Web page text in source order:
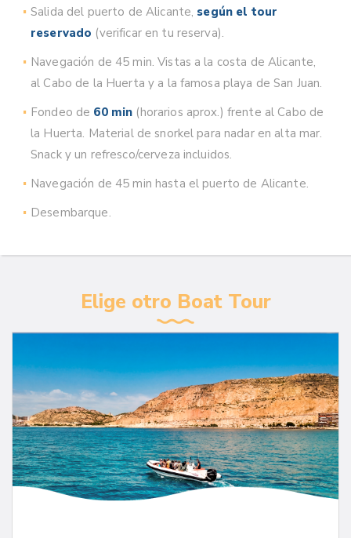
Salida del puerto de Alicante, según el tour
reservado (verificar en tu reserva).
Navegación de 45 min. Vistas a la costa de Alicante,
al Cabo de la Huerta y a la famosa playa de San Juan.
Fondeo de 60 min (horarios aprox.) frente al Cabo de
la Huerta. Material de snorkel para nadar en alta mar.
Snack y un refresco/cerveza incluidos.
Navegación de 45 min hasta el puerto de Alicante.
Desembarque.
Elige otro Boat Tour